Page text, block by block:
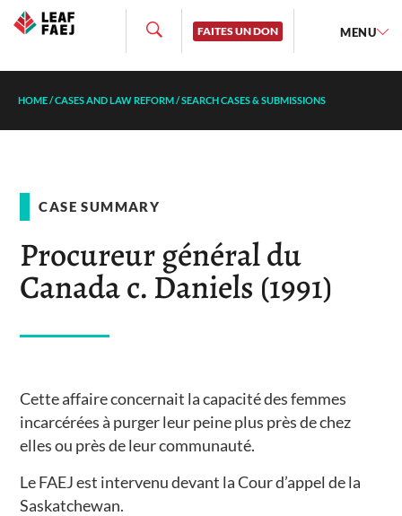
FAITES UN DON MENU
HOME/CASES AND LAW REFORM/SEARCH CASES & SUBMISSIONS
CASE SUMMARY
Procureur général du
Canada c. Daniels (1991)
Cette affaire concernait la capacité des femmes
incarcérées à purger leur peine plus près de chez
elles ou près de leur communauté.
Le FAEJ est intervenu devant la Cour d’appel de la
Saskatchewan.